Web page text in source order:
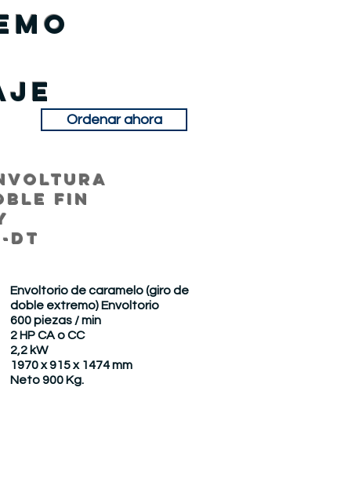
Ordenar ahora
FIN
DT
Envoltorio de caramelo (giro de
doble extremo) Envoltorio
600 piezas / min
2 HP CA o CC
2,2 kW
1970 x 915 x 1474 mm
Neto 900 Kg.